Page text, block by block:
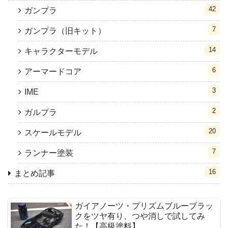
ガンプラ 42
ガンプラ（旧キット） 7
キャラクターモデル 14
アーマードコア 6
IME 3
ガルプラ 2
スケールモデル 20
ランナー塗装 7
まとめ記事 16
ガイアノーツ・プリズムブルーブラッ
クをツヤ有り、つや消しで試してみ
た！【高級塗料】